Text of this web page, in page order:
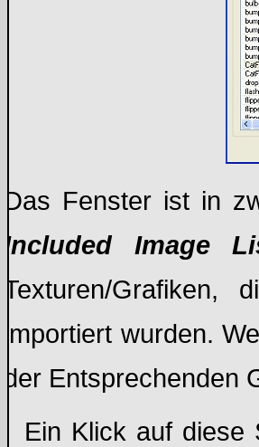
Das Fenster ist in
Included Image
Texturen/
importiert wurden.
der Entsprechenden
Ein Klick auf diese